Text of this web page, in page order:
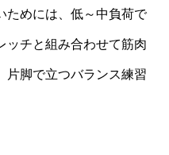
ためには、低～中負荷で
ッチと組み合わせて筋肉
片脚で立つバランス練習